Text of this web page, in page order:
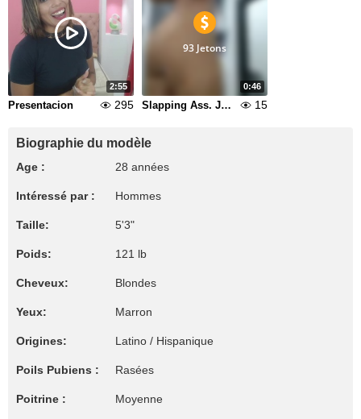
2:55
Presentacion 295
0:46
93 Jetons
Slapping Ass. Jump Ass Nacked. Asshole Nacked Spread With my Both hands for ur creaM. 15
Biographie du modèle
Age : 28 années
Intéressé par : Hommes
Taille: 5'3"
Poids: 121 lb
Cheveux: Blondes
Yeux: Marron
Origines: Latino / Hispanique
Poils Pubiens : Rasées
Poitrine : Moyenne